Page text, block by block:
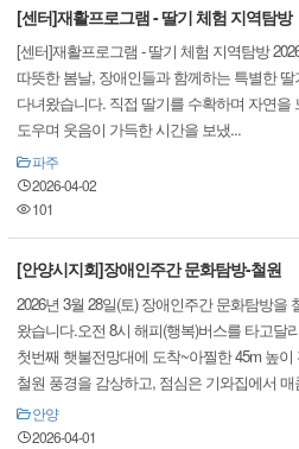
[센터]재활프로그램 - 딸기 체험 지역탐방
[센터]재활프로그램 - 딸기 체험 지역탐방
따뜻한 봄날, 장애인들과 함께하는 특별한
다녀왔습니다. 직접 딸기를 수확하며 자연을
도우며 웃음이 가득한 시간을 보냈...
파주
2026-04-02
101
[안양시지회]장애인주간 문화탐방-철원
2026년 3월 28일(토) 장애인주간 문화탐방을
왔습니다.오전 8시 해피(행복)버스를 타고달
첫번째 햇불전망대에 도착~아찔한 45m 높이
철원 풍경을 감상하고, 점심은 기와집에서 매
안양
2026-04-01